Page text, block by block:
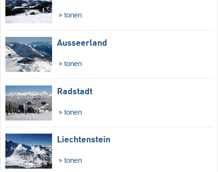
tonen
Ausseerland
tonen
Radstadt
tonen
Liechtenstein
tonen